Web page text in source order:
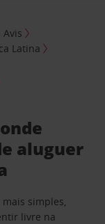
Avis
Latina
aluguer
simples,
livre na